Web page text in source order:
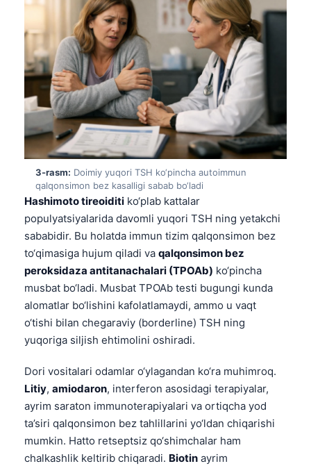
3-rasm: Doimiy yuqori TSH ko‘pincha autoimmun
qalqonsimon bez kasalligi sabab bo‘ladi
Hashimoto tireoiditi ko‘plab kattalar
populyatsiyalarida davomli yuqori TSH ning yetakchi
sababidir. Bu holatda immun tizim qalqonsimon bez
to‘qimasiga hujum qiladi va qalqonsimon bez
peroksidaza antitanachalari (TPOAb) ko‘pincha
musbat bo‘ladi. Musbat TPOAb testi bugungi kunda
alomatlar bo‘lishini kafolatlamaydi, ammo u vaqt
o‘tishi bilan chegaraviy (borderline) TSH ning
yuqoriga siljish ehtimolini oshiradi.
Dori vositalari odamlar o‘ylagandan ko‘ra muhimroq.
Litiy, amiodaron, interferon asosidagi terapiyalar,
ayrim saraton immunoterapiyalari va ortiqcha yod
ta’siri qalqonsimon bez tahlillarini yo‘ldan chiqarishi
mumkin. Hatto retseptsiz qo‘shimchalar ham
chalkashlik keltirib chiqaradi. Biotin ayrim